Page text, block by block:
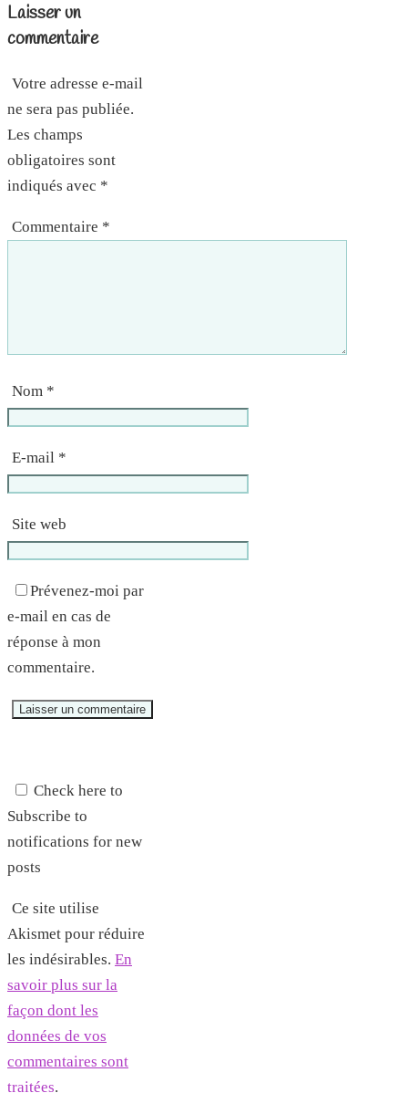
Laisser un
commentaire
Votre adresse e-mail
ne sera pas publiée.
Les champs
obligatoires sont
indiqués avec *
Commentaire *
Nom *
E-mail *
Site web
Prévenez-moi par
e-mail en cas de
réponse à mon
commentaire.
Check here to
Subscribe to
notifications for new
posts
Ce site utilise
Akismet pour réduire
les indésirables. En
savoir plus sur la
façon dont les
données de vos
commentaires sont
traitées.